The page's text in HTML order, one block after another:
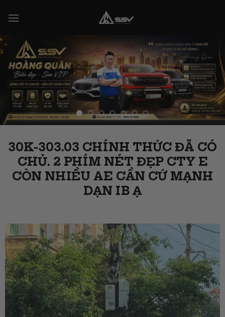
30K-303.03 CHÍNH THỨC ĐÃ CÓ
CHỦ. 2 PHÍM NÉT ĐẸP CTY E
CÒN NHIỀU AE CẦN CỨ MẠNH
DẠN IB Ạ